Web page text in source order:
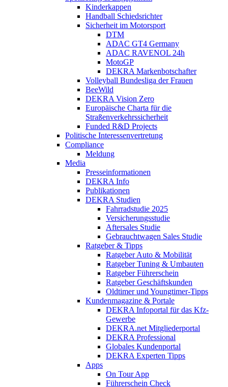
Kinderkappen
Handball Schiedsrichter
Sicherheit im Motorsport
DTM
ADAC GT4 Germany
ADAC RAVENOL 24h
MotoGP
DEKRA Markenbotschafter
Volleyball Bundesliga der Frauen
BeeWild
DEKRA Vision Zero
Europäische Charta für die
Straßenverkehrssicherheit
Funded R&D Projects
Politische Interessenvertretung
Compliance
Meldung
Media
Presseinformationen
DEKRA Info
Publikationen
DEKRA Studien
Fahrradstudie 2025
Versicherungsstudie
Aftersales Studie
Gebrauchtwagen Sales Studie
Ratgeber & Tipps
Ratgeber Auto & Mobilität
Ratgeber Tuning & Umbauten
Ratgeber Führerschein
Ratgeber Geschäftskunden
Oldtimer und Youngtimer-Tipps
Kundenmagazine & Portale
DEKRA Infoportal für das Kfz-
Gewerbe
DEKRA.net Mitgliederportal
DEKRA Professional
Globales Kundenportal
DEKRA Experten Tipps
Apps
On Tour App
Führerschein Check